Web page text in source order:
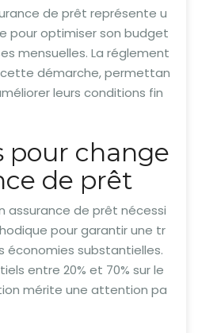
de prêt représente u
pour optimiser son budget
mensuelles. La réglement
démarche, permettan
leurs conditions fin
pour change
de prêt
assurance de prêt nécessi
pour garantir une tr
économies substantielles.
entre 20% et 70% sur le
mérite une attention pa